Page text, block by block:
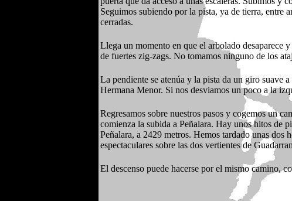
Seguimos subiendo por la pista, ya de tierra, entre
cerradas.
Llega un momento en que el arbolado desaparece
de fuertes zig-zags. No tomamos ninguno de los
La pendiente se atenúa y la pista da un giro suave
Hermana Menor. Si nos desviamos un poco a la
Regresamos sobre nuestros pasos y cogemos un
comienza la subida a Peñalara. Hay unos hitos de
Peñalara, a 2429 metros. Hemos tardado unas dos
espectaculares sobre las dos vertientes de
El descenso puede hacerse por el mismo camino,